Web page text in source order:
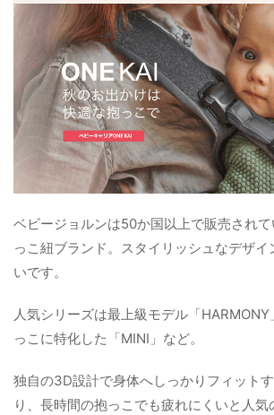
ベビージョルンは50か国以上で販売され
っこ紐ブランド。スタイリッシュなデザイ
いです。
人気シリーズは最上級モデル「
っこに特化した「MINI」など。
独自の3D設計で身体へしっかりフィット
り、長時間の抱っこでも疲れにくいと人気